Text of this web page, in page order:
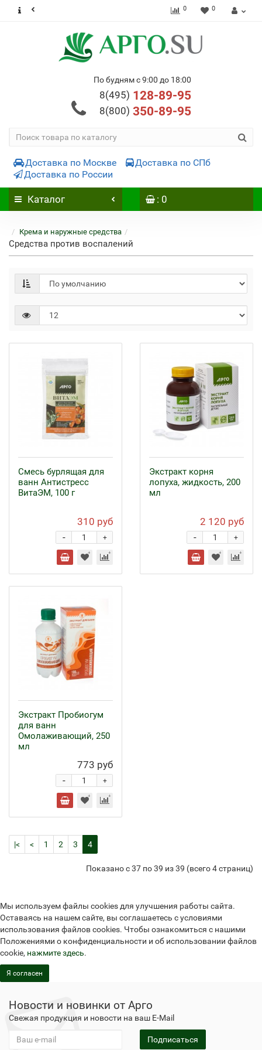
0 0
По будням с 9:00 до 18:00
8(495) 128-89-95
8(800) 350-89-95
Доставка по Москве
Доставка по СПб
Доставка по России
Каталог : 0
Крема и наружные средства
Средства против воспалений
Смесь бурлящая для
ванн Антистресс
ВитаЭМ, 100 г
310 руб
+
-
Экстракт корня
лопуха, жидкость, 200
мл
2 120 руб
+
-
Экстракт Пробиогум
для ванн
Омолаживающий, 250
мл
773 руб
+
-
|< < 1 2 3 4
Показано с 37 по 39 из 39 (всего 4 страниц)
Мы используем файлы cookies для улучшения работы сайта.
Оставаясь на нашем сайте, вы соглашаетесь с условиями
использования файлов cookies. Чтобы ознакомиться с нашими
Положениями о конфиденциальности и об использовании файлов
cookie, нажмите здесь.
Я согласен
Новости и новинки от Арго
Свежая продукция и новости на ваш E-Mail
Подписаться